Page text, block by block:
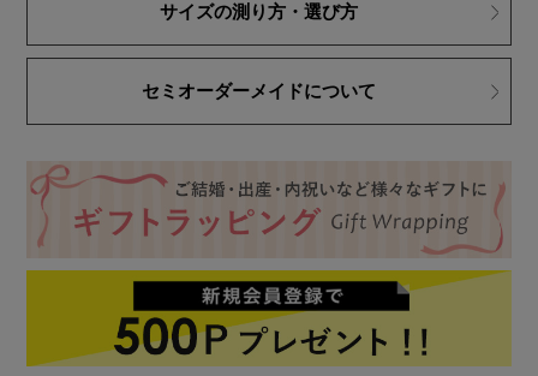
サイズの測り方・選び方
セミオーダーメイドについて